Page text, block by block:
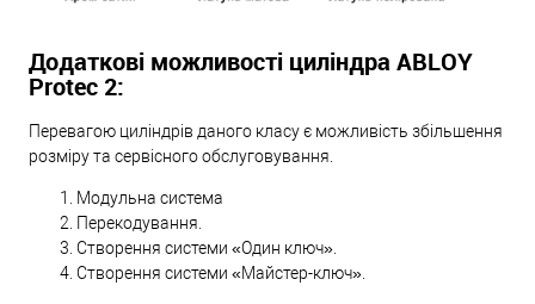
Додаткові можливості циліндра ABLOY
Protec 2:
Перевагою циліндрів даного класу є можливість збільшення
розміру та сервісного обслуговування.
Модульна система
Перекодування.
Створення системи «Один ключ».
Створення системи «Майстер-ключ».